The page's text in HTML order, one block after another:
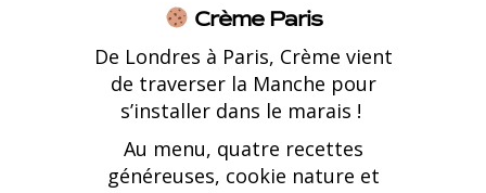
Crème Paris
De Londres à Paris, Crème vient
de traverser la Manche pour
s’installer dans le marais !
Au menu, quatre recettes
généreuses, cookie nature et